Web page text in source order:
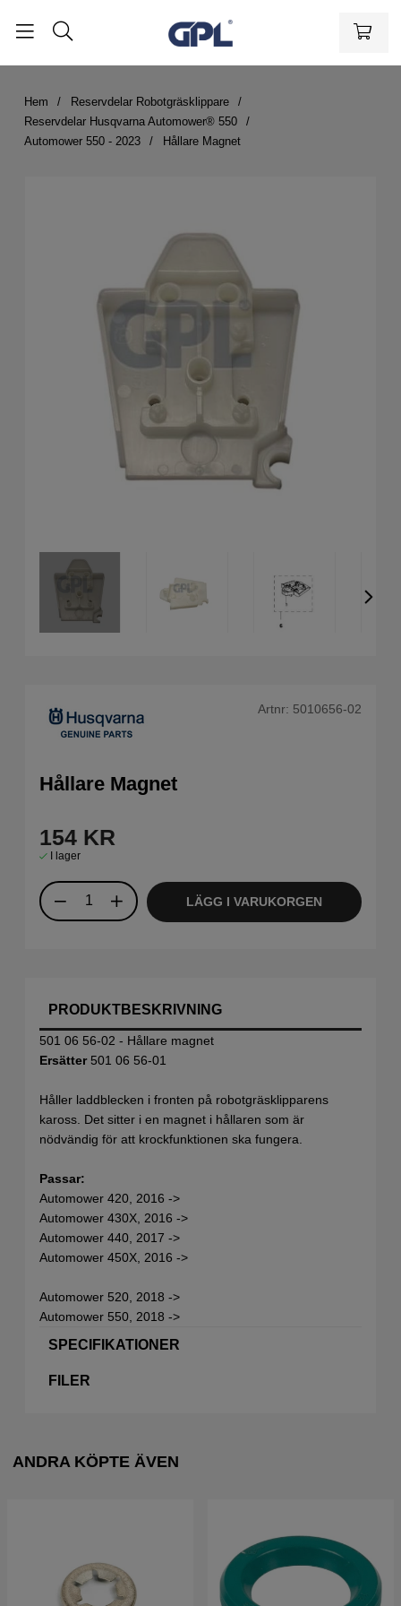
Hem
Reservdelar Robotgräsklippare
Reservdelar Husqvarna Automower® 550
Automower 550 - 2023
Hållare Magnet
Artnr: 5010656-02
Hållare Magnet
154 KR
I lager
LÄGG I VARUKORGEN
PRODUKTBESKRIVNING
501 06 56-02 - Hållare magnet
Ersätter501 06 56-01
Håller laddblecken i fronten på robotgräsklipparens
kaross. Det sitter i en magnet i hållaren som är
nödvändig för att krockfunktionen ska fungera.
Passar:
Automower 420, 2016 ->
Automower 430X, 2016 ->
Automower 440, 2017 ->
Automower 450X, 2016 ->
Automower 520, 2018 ->
Automower 550, 2018 ->
SPECIFIKATIONER
FILER
ANDRA KÖPTE ÄVEN